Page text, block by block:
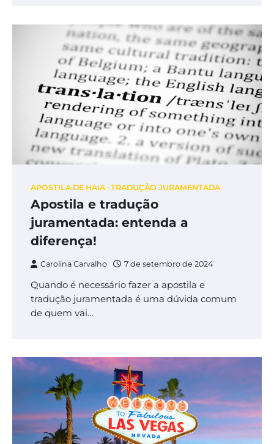
APOSTILA DE HAIA TRADUÇÃO JURAMENTADA
Apostila e tradução
juramentada: entenda a
diferença!
Carolina Carvalho 7 de setembro de 2024
Quando é necessário fazer a apostila e
tradução juramentada é uma dúvida comum
de quem vai…